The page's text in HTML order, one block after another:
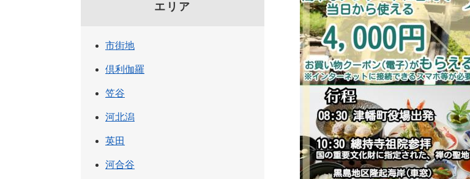
エリア
市街地
倶利伽羅
笠谷
河北潟
英田
河合谷